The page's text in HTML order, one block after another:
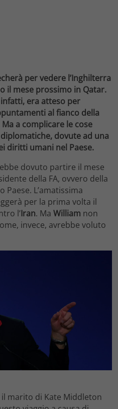
per vedere l’Inghilterra
il mese prossimo in Qatar.
era atteso per
al fianco della
a complicare le cose
dovute ad una
diritti umani nel Paese.
dovuto partire il mese
della FA, ovvero della
Paese. L’amatissima
per la prima volta il
l’Iran. Ma William non
invece, avrebbe voluto
marito di Kate Middleton